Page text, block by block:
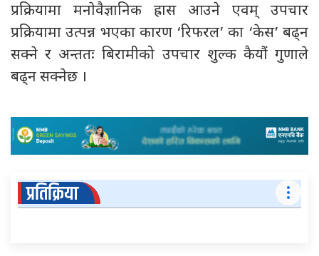
प्रक्रियामा मनाेवैज्ञानिक ह्रास आउने एवम् उपचार
प्रक्रियामा उत्पन्न भएका कारण ‘रिफरल’ का ‘केस’ बढ्न
सक्ने र अन्ततः बिरामीको उपचार शुल्क कैयाैं गुणाले
बढ्न सक्नेछ ।
प्रतिक्रिया